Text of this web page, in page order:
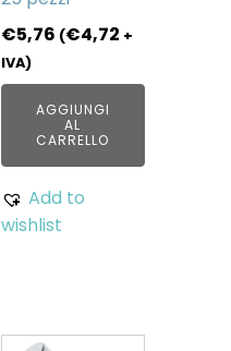
€5,76 (€4,72 +
IVA)
AGGIUNGI
AL
CARRELLO
Add to
wishlist